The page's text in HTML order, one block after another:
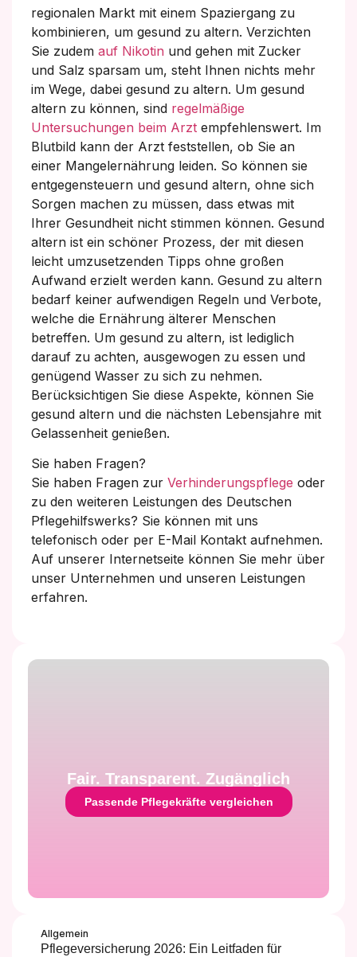
Fair. Transparent. Zugänglich
Passende Pflegekräfte vergleichen
Allgemein
Pflegeversicherung 2026: Ein Leitfaden für
regionalen Markt mit einem Spaziergang zu
kombinieren, um gesund zu altern. Verzichten
Sie zudem auf Nikotin und gehen mit Zucker
und Salz sparsam um, steht Ihnen nichts mehr
im Wege, dabei gesund zu altern. Um gesund
altern zu können, sind regelmäßige
Untersuchungen beim Arzt empfehlenswert. Im
Blutbild kann der Arzt feststellen, ob Sie an
einer Mangelernährung leiden. So können sie
entgegensteuern und gesund altern, ohne sich
Sorgen machen zu müssen, dass etwas mit
Ihrer Gesundheit nicht stimmen können. Gesund
altern ist ein schöner Prozess, der mit diesen
leicht umzusetzenden Tipps ohne großen
Aufwand erzielt werden kann. Gesund zu altern
bedarf keiner aufwendigen Regeln und Verbote,
welche die Ernährung älterer Menschen
betreffen. Um gesund zu altern, ist lediglich
darauf zu achten, ausgewogen zu essen und
genügend Wasser zu sich zu nehmen.
Berücksichtigen Sie diese Aspekte, können Sie
gesund altern und die nächsten Lebensjahre mit
Gelassenheit genießen.
Sie haben Fragen?
Sie haben Fragen zur Verhinderungspflege oder
zu den weiteren Leistungen des Deutschen
Pflegehilfswerks? Sie können mit uns
telefonisch oder per E-Mail Kontakt aufnehmen.
Auf unserer Internetseite können Sie mehr über
unser Unternehmen und unseren Leistungen
erfahren.